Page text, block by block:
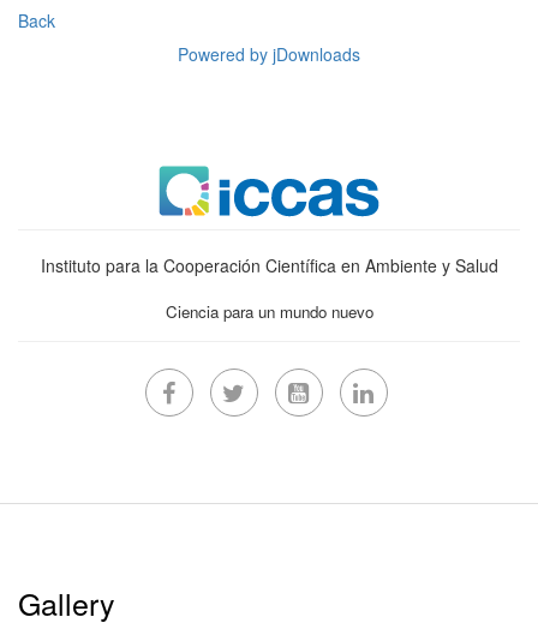
Back
Powered by jDownloads
Instituto para la Cooperación Científica en Ambiente y Salud
Ciencia para un mundo nuevo
Gallery